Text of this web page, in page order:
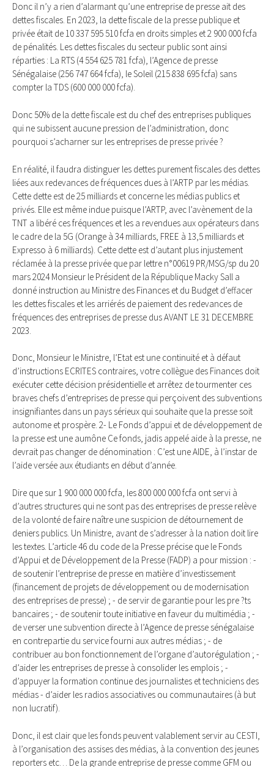
Donc il n’y a rien d’alarmant qu’une entreprise de presse ait des
dettes fiscales. En 2023, la dette fiscale de la presse publique et
privée était de 10 337 595 510 fcfa en droits simples et 2 900 000 fcfa
de pénalités. Les dettes fiscales du secteur public sont ainsi
réparties : La RTS (4 554 625 781 fcfa), l’Agence de presse
Sénégalaise (256 747 664 fcfa), le Soleil (215 838 695 fcfa) sans
compter la TDS (600 000 000 fcfa).
Donc 50% de la dette fiscale est du chef des entreprises publiques
qui ne subissent aucune pression de l’administration, donc
pourquoi s’acharner sur les entreprises de presse privée ?
En réalité, il faudra distinguer les dettes purement fiscales des dettes
liées aux redevances de fréquences dues à l’ARTP par les médias.
Cette dette est de 25 milliards et concerne les médias publics et
privés. Elle est même indue puisque l’ARTP, avec l’avènement de la
TNT a libéré ces fréquences et les a revendues aux opérateurs dans
le cadre de la 5G (Orange à 34 milliards, FREE à 13,5 milliards et
Expresso à 6 milliards). Cette dette est d’autant plus injustement
réclamée à la presse privée que par lettre n°00619 PR/MSG/sp du 20
mars 2024 Monsieur le Président de la République Macky Sall a
donné instruction au Ministre des Finances et du Budget d’effacer
les dettes fiscales et les arriérés de paiement des redevances de
fréquences des entreprises de presse dus AVANT LE 31 DECEMBRE
2023.
Donc, Monsieur le Ministre, l’Etat est une continuité et à défaut
d’instructions ECRITES contraires, votre collègue des Finances doit
exécuter cette décision présidentielle et arrêtez de tourmenter ces
braves chefs d’entreprises de presse qui perçoivent des subventions
insignifiantes dans un pays sérieux qui souhaite que la presse soit
autonome et prospère. 2- Le Fonds d’appui et de développement de
la presse est une aumône Ce fonds, jadis appelé aide à la presse, ne
devrait pas changer de dénomination : C’est une AIDE, à l’instar de
l’aide versée aux étudiants en début d’année.
Dire que sur 1 900 000 000 fcfa, les 800 000 000 fcfa ont servi à
d’autres structures qui ne sont pas des entreprises de presse relève
de la volonté de faire naître une suspicion de détournement de
deniers publics. Un Ministre, avant de s’adresser à la nation doit lire
les textes. L’article 46 du code de la Presse précise que le Fonds
d’Appui et de Développement de la Presse (FADP) a pour mission : -
de soutenir l’entreprise de presse en matière d’investissement
(financement de projets de développement ou de modernisation
des entreprises de presse) ; - de servir de garantie pour les pre ?ts
bancaires ; - de soutenir toute initiative en faveur du multimédia ; -
de verser une subvention directe à l’Agence de presse sénégalaise
en contrepartie du service fourni aux autres médias ; - de
contribuer au bon fonctionnement de l’organe d’autorégulation ; -
d’aider les entreprises de presse à consolider les emplois ; -
d’appuyer la formation continue des journalistes et techniciens des
médias - d’aider les radios associatives ou communautaires (à but
non lucratif).
Donc, il est clair que les fonds peuvent valablement servir au CESTI,
à l’organisation des assises des médias, à la convention des jeunes
reporters etc… De la grande entreprise de presse comme GFM ou